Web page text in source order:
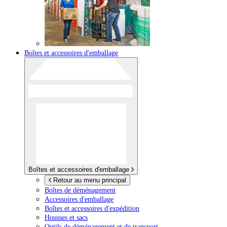
Boîtes et accessoires d'emballage
Boîtes et accessoires d'emballage
Retour au menu principal
Boîtes de déménagement
Accessoires d'emballage
Boîtes et accessoires d'expédition
Housses et sacs